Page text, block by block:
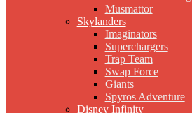
Musmattor
Skylanders
Imaginators
Superchargers
Trap Team
Swap Force
Giants
Spyros Adventure
Disney Infinity